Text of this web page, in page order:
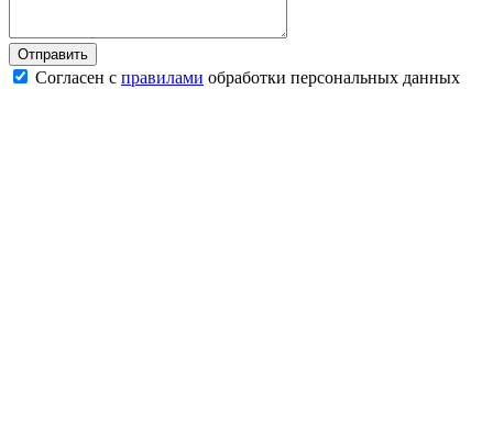
Согласен с правилами обработки персональных данных